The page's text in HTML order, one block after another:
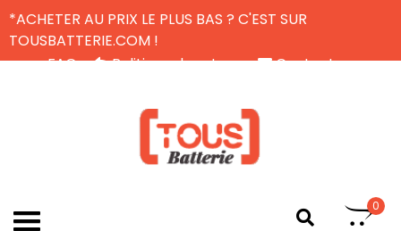
*ACHETER AU PRIX LE PLUS BAS ? C'EST SUR
TOUSBATTERIE.COM !
FAQ
Politique de retour
Contactez-nous
0